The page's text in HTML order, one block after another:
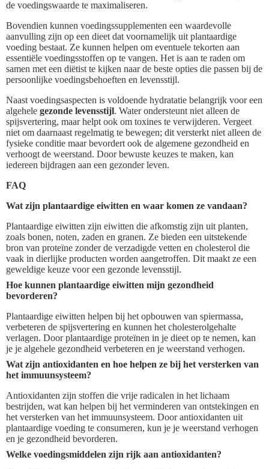
de voedingswaarde te maximaliseren.
Bovendien kunnen voedingssupplementen een waardevolle
aanvulling zijn op een dieet dat voornamelijk uit plantaardige
voeding bestaat. Ze kunnen helpen om eventuele tekorten aan
essentiële voedingsstoffen op te vangen. Het is aan te raden om
samen met een diëtist te kijken naar de beste opties die passen bij de
persoonlijke voedingsbehoeften en levensstijl.
Naast voedingsaspecten is voldoende hydratatie belangrijk voor een
algehele gezonde levensstijl. Water ondersteunt niet alleen de
spijsvertering, maar helpt ook om toxines te verwijderen. Vergeet
niet om daarnaast regelmatig te bewegen; dit versterkt niet alleen de
fysieke conditie maar bevordert ook de algemene gezondheid en
verhoogt de weerstand. Door bewuste keuzes te maken, kan
iedereen bijdragen aan een gezonder leven.
FAQ
Wat zijn plantaardige eiwitten en waar komen ze vandaan?
Plantaardige eiwitten zijn eiwitten die afkomstig zijn uit planten,
zoals bonen, noten, zaden en granen. Ze bieden een uitstekende
bron van proteïne zonder de verzadigde vetten en cholesterol die
vaak in dierlijke producten worden aangetroffen. Dit maakt ze een
geweldige keuze voor een gezonde levensstijl.
Hoe kunnen plantaardige eiwitten mijn gezondheid
bevorderen?
Plantaardige eiwitten helpen bij het opbouwen van spiermassa,
verbeteren de spijsvertering en kunnen het cholesterolgehalte
verlagen. Door plantaardige proteïnen in je dieet op te nemen, kan
je je algehele gezondheid verbeteren en je weerstand verhogen.
Wat zijn antioxidanten en hoe helpen ze bij het versterken van
het immuunsysteem?
Antioxidanten zijn stoffen die vrije radicalen in het lichaam
bestrijden, wat kan helpen bij het verminderen van ontstekingen en
het versterken van het immuunsysteem. Door antioxidanten uit
plantaardige voeding te consumeren, kun je je weerstand verhogen
en je gezondheid bevorderen.
Welke voedingsmiddelen zijn rijk aan antioxidanten?